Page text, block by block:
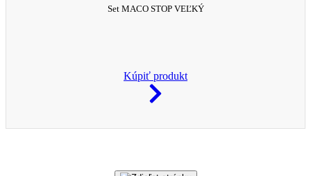
Set MACO STOP VEĽKÝ
Kúpiť produkt